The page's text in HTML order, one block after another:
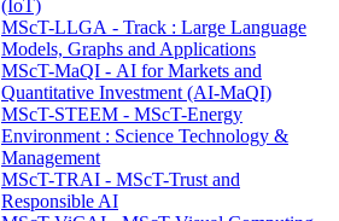
(IoT)
MScT-LLGA - Track : Large Language
Models, Graphs and Applications
MScT-MaQI - AI for Markets and
Quantitative Investment (AI-MaQI)
MScT-STEEM - MScT-Energy
Environment : Science Technology &
Management
MScT-TRAI - MScT-Trust and
Responsible AI